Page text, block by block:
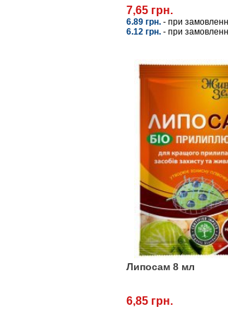
7,65 грн.
6.89 грн. - при
6.12 грн. - при
Липосам 8 мл
6,85 грн.